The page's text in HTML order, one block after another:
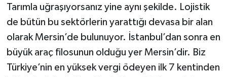
Tarımla uğraşıyorsanız yine aynı şekilde. Lojistik
de bütün bu sektörlerin yarattığı devasa bir alan
olarak Mersin’de bulunuyor. İstanbul’dan sonra en
büyük araç filosunun olduğu yer Mersin’dir. Biz
Türkiye’nin en yüksek vergi ödeyen ilk 7 kentinden